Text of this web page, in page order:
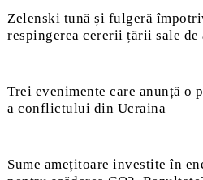
Zelenski tună și fulgeră
respingerea cererii țării sale de
Trei evenimente care anunță o
a conflictului din Ucraina
Sume amețitoare investite în